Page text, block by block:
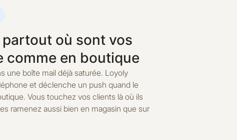
où sont vos
comme en boutique
une boîte mail déjà saturée. Loyoly
et déclenche un push quand le
Vous touchez vos clients là où ils
ramenez aussi bien en magasin que sur